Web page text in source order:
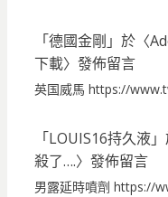
「德國金剛 」於〈
下載〉發佈留言
英国威馬 https://
「LOUIS16持久液
殺了….〉發佈留言
男露延時噴劑 https://